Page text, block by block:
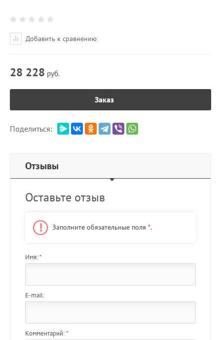
Добавить к сравнению
28 228 руб.
Заказ
Поделиться:
Отзывы
Оставьте отзыв
Заполните обязательные поля *.
Имя:*
E-mail:
Комментарий:*